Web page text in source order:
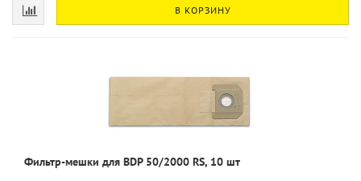
В КОРЗИНУ
Фильтр-мешки для BDP 50/2000 RS, 10 шт